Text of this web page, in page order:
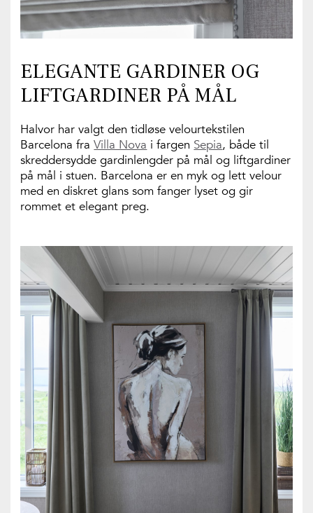
ELEGANTE GARDINER OG
LIFTGARDINER PÅ MÅL
Halvor har valgt den tidløse velourtekstilen
Barcelona fraVilla Nova i fargen Sepia, både til
skreddersydde gardinlengder på mål og liftgardiner
på mål i stuen. Barcelona er en myk og lett velour
med en diskret glans som fanger lyset og gir
rommet et elegant preg.